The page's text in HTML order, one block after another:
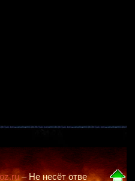
ответственности за